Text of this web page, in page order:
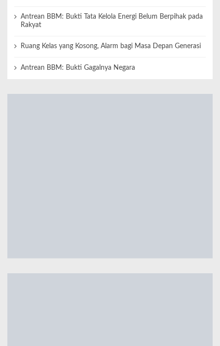
Antrean BBM: Bukti Tata Kelola Energi Belum Berpihak pada
Rakyat
Ruang Kelas yang Kosong, Alarm bagi Masa Depan Generasi
Antrean BBM: Bukti Gagalnya Negara